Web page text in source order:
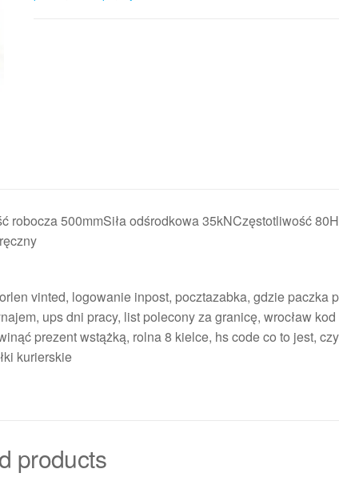
500mmSiła odśrodkowa 35kNCzęstotliwość
vinted, logowanie inpost, pocztazabka, gdzie paczka
ups dni pracy, list polecony za granicę, wrocław kod
prezent wstążką, rolna 8 kielce, hs code co to jest,
kurierskie
products